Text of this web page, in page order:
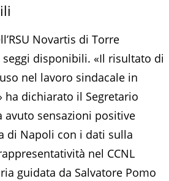
Novartis di Torre
disponibili. «Il risultato di
nel lavoro sindacale in
dichiarato il Segretario
avuto sensazioni positive
di Napoli con i dati sulla
nel CCNL
guidata da Salvatore Pomo